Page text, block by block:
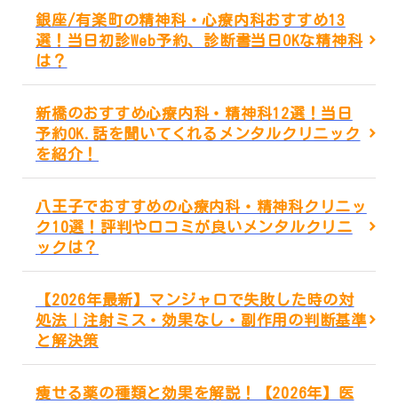
銀座/有楽町の精神科・心療内科おすすめ13
選！当日初診Web予約、診断書当日OKな精神科
は？
新橋のおすすめ心療内科・精神科12選！当日
予約OK.話を聞いてくれるメンタルクリニック
を紹介！
八王子でおすすめの心療内科・精神科クリニッ
ク10選！評判や口コミが良いメンタルクリニ
ックは？
【2026年最新】マンジャロで失敗した時の対
処法｜注射ミス・効果なし・副作用の判断基準
と解決策
痩せる薬の種類と効果を解説！【2026年】医